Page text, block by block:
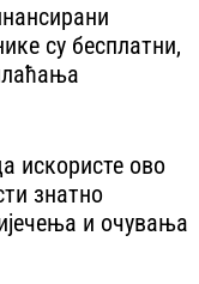
су бесплатни,
искористе ово
знатно
и очувања